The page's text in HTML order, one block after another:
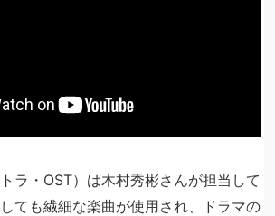
ラ・OST）は木村秀彬さんが担当して
ても繊細な楽曲が使用され、ドラマの